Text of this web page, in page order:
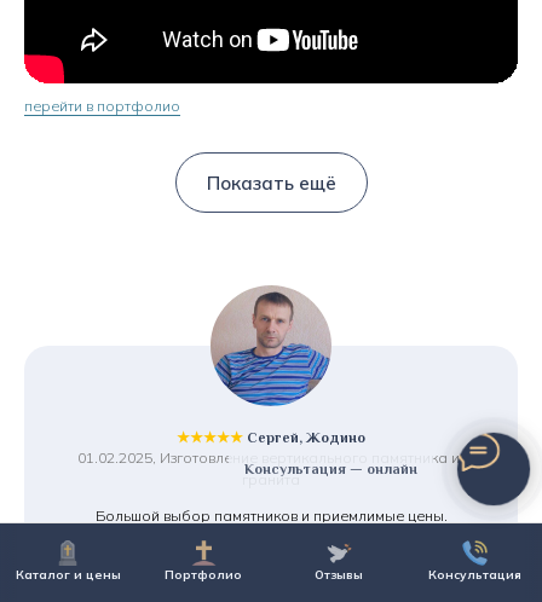
Каталог и цены Портфолио Отзывы Консультация
Консультация — онлайн
перейти в портфолио
Показать ещё
★★★★★ Сергей, Жодино
01.02.2025, Изготовление вертикального памятника из
гранита
Большой выбор памятников и приемлимые цены.
Предложили рассрочку, что очень порадовало.
И что для меня важно - хранение памятника бесплатно,
т.к. установку планирую только в августе. Смело